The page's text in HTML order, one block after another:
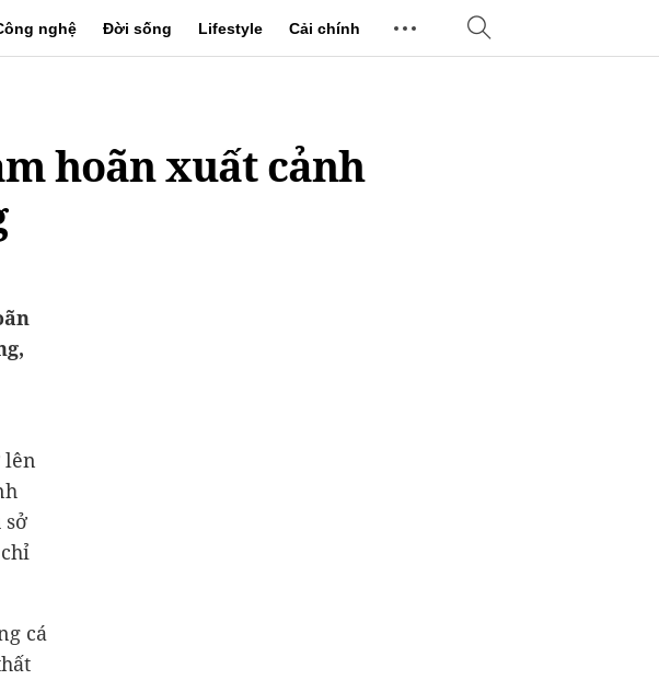
nghệ Đời sống Lifestyle Cải chính
hoãn xuất cảnh
lên
sở
cá